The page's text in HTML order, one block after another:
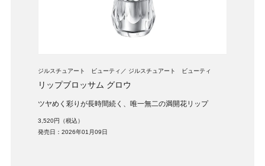
ジルスチュアート ビューティ ジルスチュアート ビューティ
リップブロッサム グロウ
ツヤめく彩りが長時間続く、唯一無二の満開花リップ
3,520円（税込）
発売日：2026年01月09日